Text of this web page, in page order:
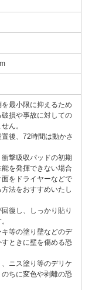
最小限に抑えるため
損や事故に対しての
ん。
後、72時間は動かさ
撃吸収パッドの初期
を発揮できない場合
をドライヤーなどで
法をおすすめいたし
復し、しっかり貼り
等の塗り壁などのデ
ときに壁を傷める恐
ニス塗り等のデリケ
ちに変色や剥離の恐